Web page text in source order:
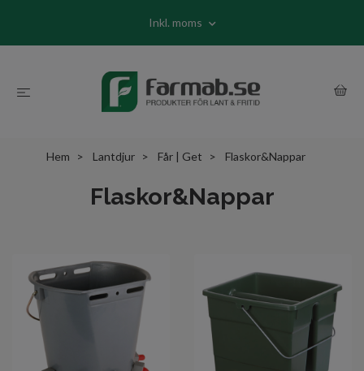
Inkl. moms
Hem Lantdjur Får | Get Flaskor&Nappar
Flaskor&Nappar